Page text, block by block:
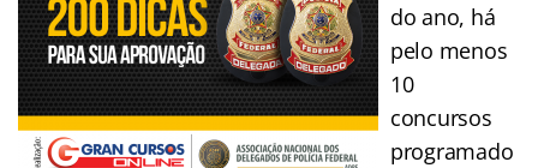
do ano, há
pelo menos
10
concursos
programado